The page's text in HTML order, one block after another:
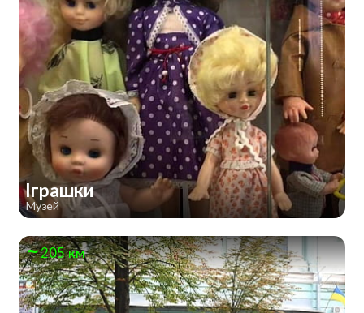
Іграшки
Музей
205 км